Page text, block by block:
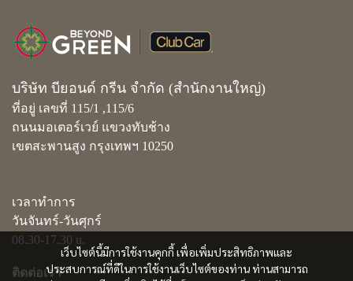
เว็บไซต์นี้มีการใช้งานคุกกี้ เพื่อเพิ่มประสิทธิภาพและ
ประสบการณ์ที่ดีในการใช้งานเว็บไซต์ของท่าน ท่านสามารถ
บริษัท บียอนด์ กรีน จำกัด (สำนักงานใหญ่)
ที่อยู่ เลขที่ 115/1 ,115/6
ถนนมอเตอร์เวย์ แขวงทับช้าง
เขตสะพานสูง กรุงเทพฯ 10250
เวลาทำการ
วันจันทร์-วันศุกร์
08.30-17.30 u.
ติดต่อเรา